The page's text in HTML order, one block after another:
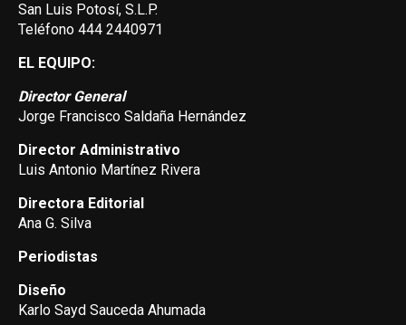
San Luis Potosí, S.L.P.
Teléfono 444 2440971
EL EQUIPO:
Director General
Jorge Francisco Saldaña Hernández
Director Administrativo
Luis Antonio Martínez Rivera
Directora Editorial
Ana G. Silva
Periodistas
Diseño
Karlo Sayd Sauceda Ahumada